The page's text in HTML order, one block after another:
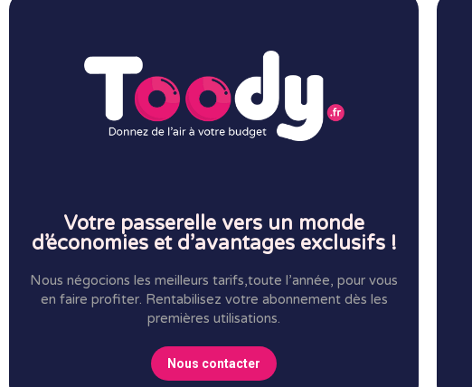
Votre passerelle vers un monde
d’économies et d’avantages exclusifs !
Nous négocions les meilleurs tarifs,toute l’année, pour vous
en faire profiter. Rentabilisez votre abonnement dès les
premières utilisations.
Nous contacter